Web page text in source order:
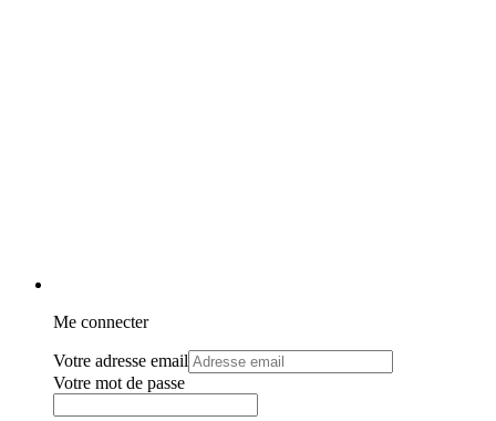
Me connecter
Votre adresse email
Votre mot de passe